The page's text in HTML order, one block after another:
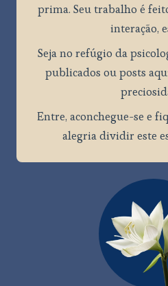
prima. Seu trabalho é
interação,
Seja no refúgio da
publicados ou posts
Entre, aconchegue-se e
alegria dividir este